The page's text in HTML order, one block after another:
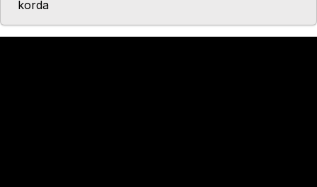
korda